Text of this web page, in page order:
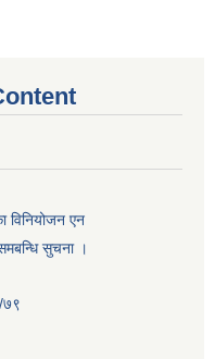
विनियोजन एन
सुचना ।
७९